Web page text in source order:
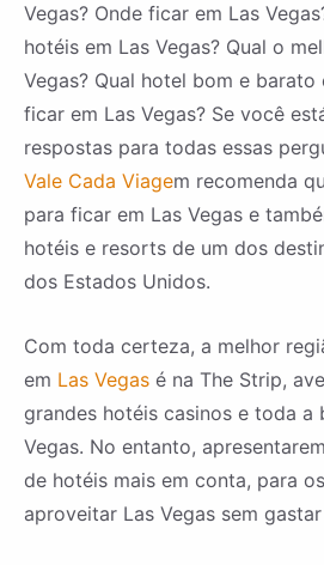
Vegas? Onde ficar em Las
hotéis em Las Vegas? Qual o
Vegas? Qual hotel bom e barato
ficar em Las Vegas? Se você
respostas para todas essas
Vale Cada Viagem recomenda
para ficar em Las Vegas e
hotéis e resorts de um dos
dos Estados Unidos.
Com toda certeza, a melhor
em Las Vegas é na The Strip,
grandes hotéis casinos e toda a
Vegas. No entanto,
de hotéis mais em conta, para
aproveitar Las Vegas sem